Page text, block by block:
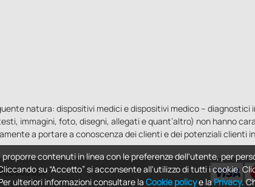
natura: dispositivi medici e dispositivi medico –
immagini, foto, disegni, allegati e quant’altro) non hanno
a portare a conoscenza dei clienti e dei potenziali clienti
contenuti in linea con le preferenze dell'utente, per
su “Accetto” si acconsente all'utilizzo di tutti i cookie.
ulteriori informazioni consultare laCookie policye laPrivacy.